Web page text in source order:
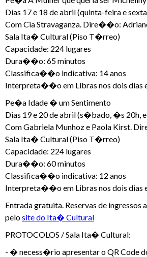
Dias 17 e 18 de abril (quinta-feira e
Com Cia Stravaganza. Dire��o:
Sala Ita� Cultural (Piso T�rreo)
Capacidade: 224 lugares
Dura��o: 65 minutos
Classifica��o indicativa: 14 anos
Interpreta��o em Libras nos dois
Pe�a Idade � um Sentimento
Dias 19 e 20 de abril (s�bado, �s 20h,
Com Gabriela Munhoz e Paola Kirst.
Sala Ita� Cultural (Piso T�rreo)
Capacidade: 224 lugares
Dura��o: 60 minutos
Classifica��o indicativa: 12 anos
Interpreta��o em Libras nos dois dias
Entrada gratuita. Reservas de
pelosite do Ita� Cultural
PROTOCOLOS / Sala Ita� Cultural:
- � necess�rio apresentar o QR Code